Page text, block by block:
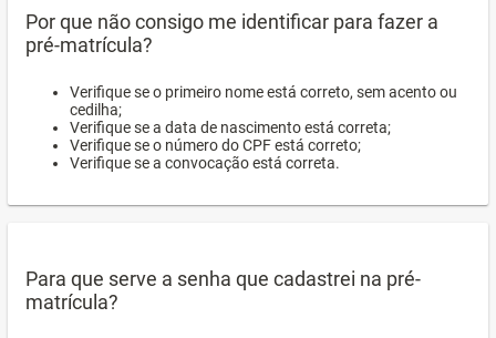
Por que não consigo me identificar para fazer a
pré-matrícula?
Verifique se o primeiro nome está correto, sem acento ou
cedilha;
Verifique se a data de nascimento está correta;
Verifique se o número do CPF está correto;
Verifique se a convocação está correta.
Para que serve a senha que cadastrei na pré-
matrícula?